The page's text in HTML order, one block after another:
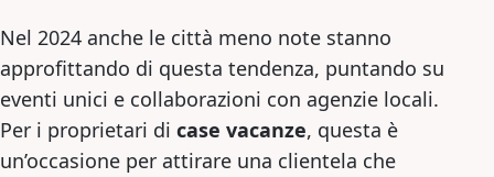
Nel 2024 anche le città meno note stanno
approfittando di questa tendenza, puntando su
eventi unici e collaborazioni con agenzie locali.
Per i proprietari di case vacanze, questa è
un’occasione per attirare una clientela che